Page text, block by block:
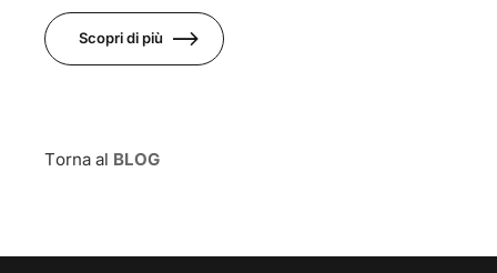
Scopri di più
Torna al BLOG